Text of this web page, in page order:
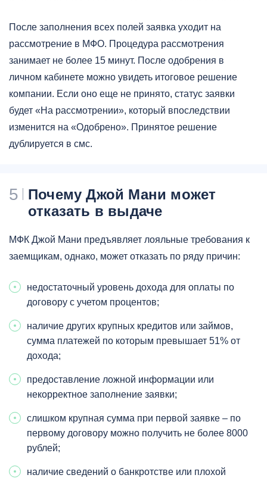
После заполнения всех полей заявка уходит на
рассмотрение в МФО. Процедура рассмотрения
занимает не более 15 минут. После одобрения в
личном кабинете можно увидеть итоговое решение
компании. Если оно еще не принято, статус заявки
будет «На рассмотрении», который впоследствии
изменится на «Одобрено». Принятое решение
дублируется в смс.
5
Почему Джой Мани может
отказать в выдаче
МФК Джой Мани предъявляет лояльные требования к
заемщикам, однако, может отказать по ряду причин:
недостаточный уровень дохода для оплаты по
договору с учетом процентов;
наличие других крупных кредитов или займов,
сумма платежей по которым превышает 51% от
дохода;
предоставление ложной информации или
некорректное заполнение заявки;
слишком крупная сумма при первой заявке – по
первому договору можно получить не более 8000
рублей;
наличие сведений о банкротстве или плохой